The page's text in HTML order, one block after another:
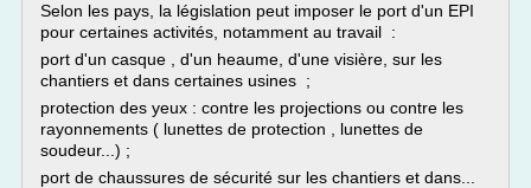
Selon les pays, la législation peut imposer le port d'un EPI
pour certaines activités, notamment au travail :
port d'un casque , d'un heaume, d'une visière, sur les
chantiers et dans certaines usines ;
protection des yeux : contre les projections ou contre les
rayonnements ( lunettes de protection , lunettes de
soudeur...) ;
port de chaussures de sécurité sur les chantiers et dans...